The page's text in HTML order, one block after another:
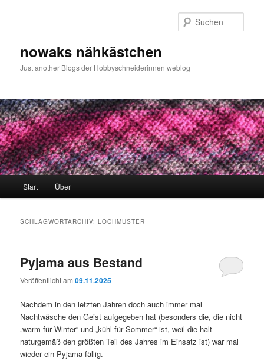
nowaks nähkästchen
Just another Blogs der Hobbyschneiderinnen weblog
Start Über
SCHLAGWORTARCHIV:LOCHMUSTER
Pyjama aus Bestand
Veröffentlicht am09.11.2025
Nachdem in den letzten Jahren doch auch immer mal
Nachtwäsche den Geist aufgegeben hat (besonders die, die nicht
„warm für Winter“ und „kühl für Sommer“ ist, weil die halt
naturgemäß den größten Teil des Jahres im Einsatz ist) war mal
wieder ein Pyjama fällig.